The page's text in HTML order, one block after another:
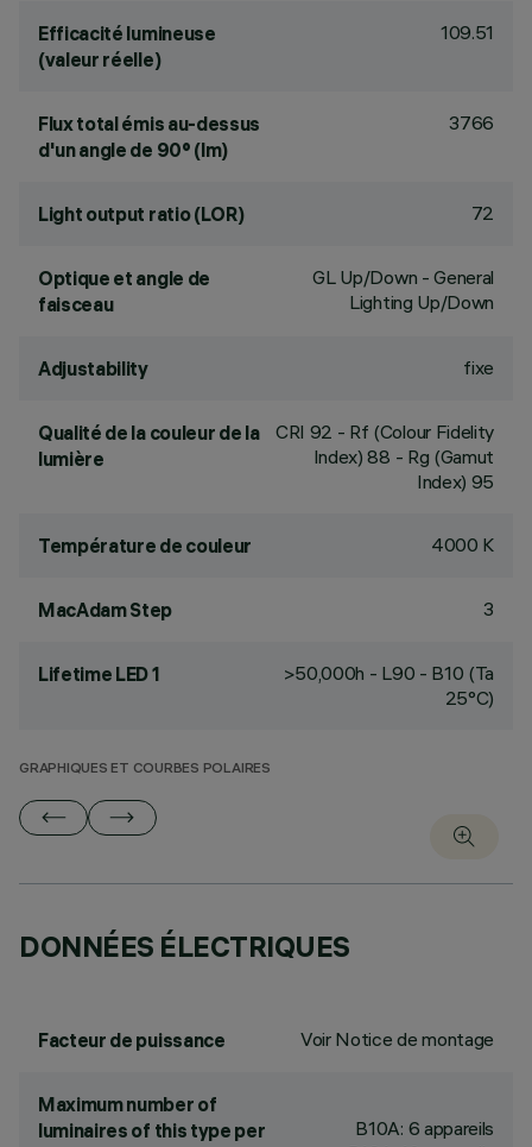
Efficacité lumineuse
(valeur réelle)
109.51
Flux total émis au-dessus
d'un angle de 90° (lm)
3766
Light output ratio (LOR) 72
Optique et angle de
faisceau
GL Up/Down - General
Lighting Up/Down
Adjustability fixe
Qualité de la couleur de la
lumière
CRI 92 - Rf (Colour Fidelity
Index) 88 - Rg (Gamut
Index) 95
Température de couleur 4000 K
MacAdam Step 3
Lifetime LED 1
>50,000h - L90 - B10 (Ta
25°C)
GRAPHIQUES ET COURBES POLAIRES
DONNÉES ÉLECTRIQUES
Facteur de puissance Voir Notice de montage
Maximum number of
luminaires of this type per
B10A: 6 appareils